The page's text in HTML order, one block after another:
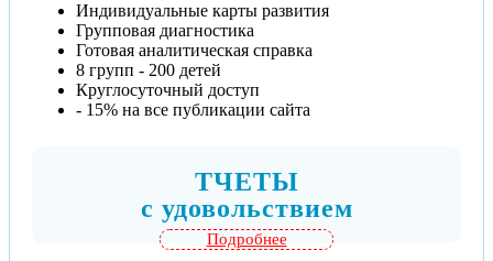
Индивидуальные карты развития
Групповая диагностика
Готовая аналитическая справка
8 групп - 200 детей
Круглосуточный доступ
- 15% на все публикации сайта
ТЧЕТЫ
c удовольствием
Подробнее